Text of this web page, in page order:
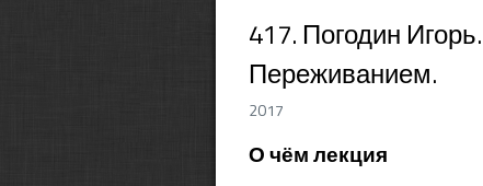
417. Погодин
Переживанием.
2017
О чём лекция